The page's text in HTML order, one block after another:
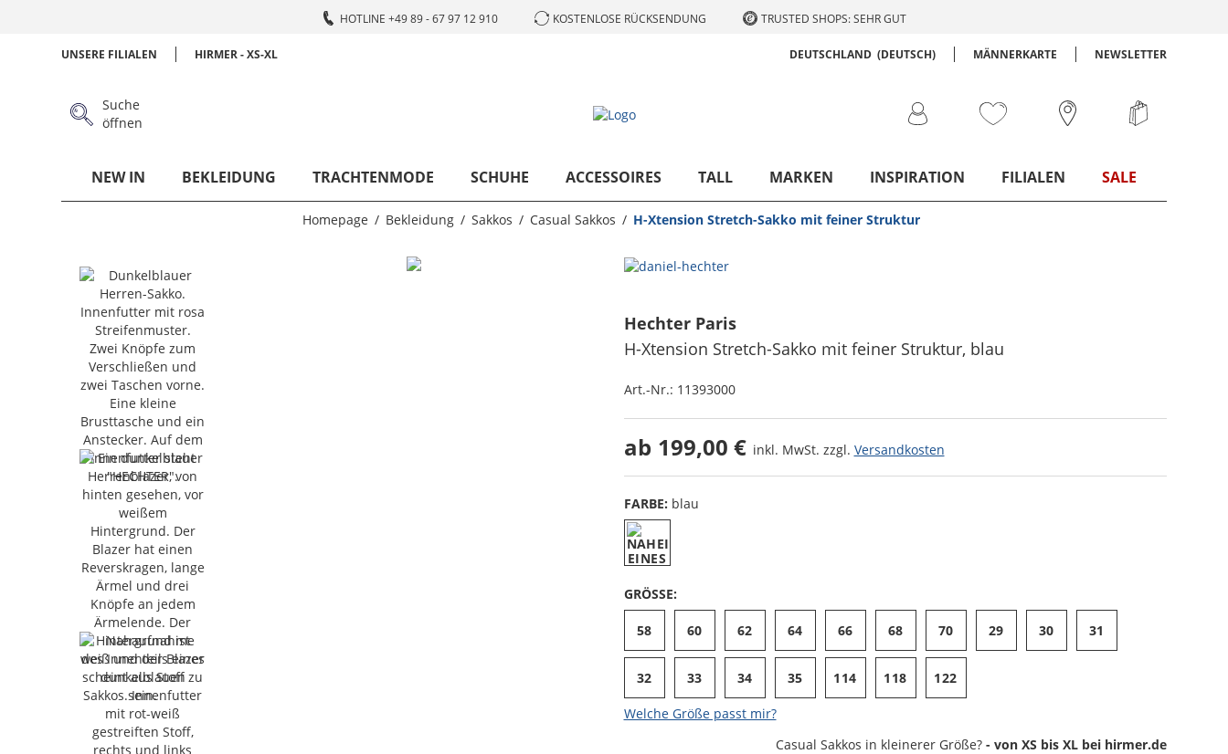
HOTLINE +49 89 - 67 97 12 910 KOSTENLOSE RÜCKSENDUNG TRUSTED SHOPS: SEHR GUT
UNSERE FILIALEN HIRMER - XS-XL DEUTSCHLAND (DEUTSCH) MÄNNERKARTE NEWSLETTER
Suche
öffnen
NEW IN BEKLEIDUNG TRACHTENMODE SCHUHE ACCESSOIRES TALL MARKEN INSPIRATION FILIALEN SALE
Homepage Bekleidung Sakkos Casual Sakkos H-Xtension Stretch-Sakko mit feiner Struktur
Hechter Paris
H-Xtension Stretch-Sakko mit feiner Struktur, blau
Art.-Nr.: 11393000
ab 199,00 € inkl. MwSt. zzgl. Versandkosten
FARBE: blau
GRÖSSE:
58 60 62 64 66 68 70 29 30 31
32 33 34 35 114 118 122
Welche Größe passt mir?
Casual Sakkos in kleinerer Größe? - von XS bis XL bei hirmer.de